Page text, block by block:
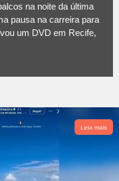
na noite da última
pausa na carreira para
um DVD em Recife,
Leia mais